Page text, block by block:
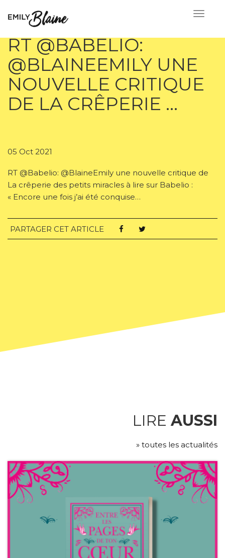
RT @BABELIO:
@BLAINEEMILY UNE
NOUVELLE CRITIQUE
DE LA CRÊPERIE …
05 Oct 2021
RT @Babelio: @BlaineEmily une nouvelle critique de
La crêperie des petits miracles à lire sur Babelio :
« Encore une fois j’ai été conquise…
PARTAGER CET ARTICLE
LIRE AUSSI
» toutes les actualités